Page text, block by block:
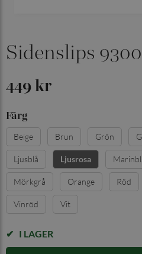
Sidenslips
449 kr
Färg
Beige Brun Grön
Ljusblå Ljusrosa
Mörkgrå Orange Röd
Vinröd Vit
I LAGER